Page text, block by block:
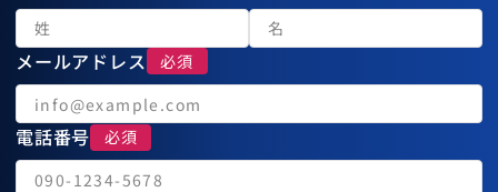
メールアドレス
電話番号